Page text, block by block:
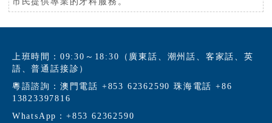
上班時間：09:30～18:30（廣東話、潮州話、客家話、英
語、普通話接診）
粵語諮詢：澳門電話 +853 62362590 珠海電話 +86
13823397816
WhatsApp：+853 62362590